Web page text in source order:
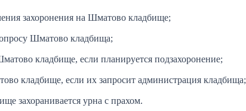
захоронения на Шматово кладбище;
Шматово кладбища;
кладбище, если планируется подзахоронение;
кладбище, если их запросит администрация кладбища;
захоранивается урна с прахом.